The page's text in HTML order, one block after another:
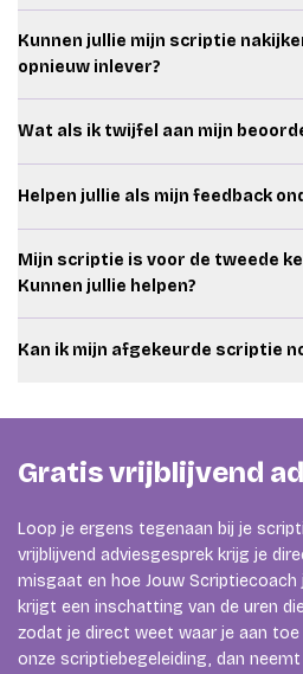
Begin met de grootste
hoofdvraag, methode, analyse
onderzoeksvoorstel of
kijken naar je hoofdvraag,
opbouw.
Kunnen jullie mijn scriptie
opnieuw inlever?
argumentatie,
beter of je klaar bent om
Wat als ik twijfel aan mijn
onafhankelijk mee naar je
geven geen officieel oordeel
helpen je wel begrijpen waar je
Helpen jullie als mijn feedback
vertalen we de feedback naar
weet wat je moet aanpassen.
Mijn scriptie is voor de tweede
Kunnen jullie helpen?
Zo zien we waar het structureel
Kan ik mijn afgekeurde scriptie
regels van je opleiding. Wij
Gratis vrijblijvend
Loop je ergens tegenaan bij je
vrijblijvend adviesgesprek krijg je
misgaat en hoe Jouw Scriptiecoach
krijgt een inschatting van de uren
zodat je direct weet waar je aan
onze scriptiebegeleiding, dan